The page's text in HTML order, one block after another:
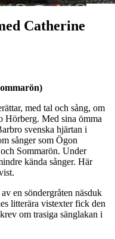
Catherine
med tal och sång, om
Hörberg. Med sina ömma
svenska hjärtan i
sånger som Ögon
Sommarön. Under
kända sånger. Här
en söndergråten näsduk
litterära vistexter fick den
om trasiga sänglakan i